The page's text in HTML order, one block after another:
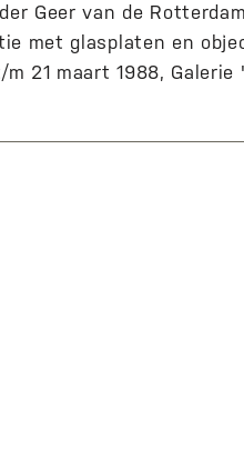
Geer van de
met glasplaten en
21 maart 1988, Galerie